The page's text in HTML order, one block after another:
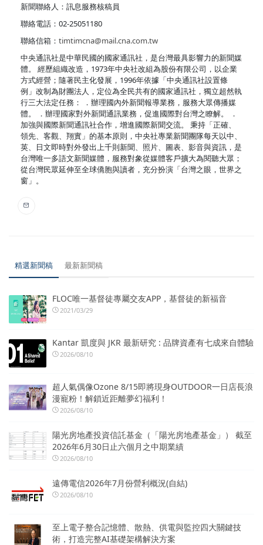
新聞聯絡人：訊息服務核稿員
聯絡電話：02-25051180
聯絡信箱： timtimcna@mail.cna.com.tw
中央通訊社是中華民國的國家通訊社，是台灣最具影響力的新聞媒
體。 經歷組織改造，1973年中央社改組為股份有限公司，以企業
方式經營；隨著民主化發展，1996年依據「中央通訊社設置條
例」改制為財團法人，定位為全民共有的國家通訊社，獨立超然執
行三大法定任務： ．辦理國內外新聞報導業務，服務大眾傳播媒
體。 ．辦理國家對外新聞通訊業務，促進國際對台灣之瞭解。 ．
加強與國際新聞通訊社合作，增進國際新聞交流。 秉持「正確、
領先、客觀、翔實」的基本原則，中央社專業新聞團隊每天以中、
英、日文即時對外發出上千則新聞、照片、圖表、影音與資訊，是
台灣唯一多語文新聞媒體，服務對象從媒體客戶擴大為閱聽大眾；
從台灣民眾延伸至全球僑胞與讀者，充分扮演「台灣之眼，世界之
窗」。
精選新聞稿 最新新聞稿
FLOC唯一基督徒專屬交友APP，基督徒的新福音
2021/03/29
Kantar 凱度與 JKR 最新研究 : 品牌資產有七成來自體驗
2026/08/10
超人氣偶像Ozone 8/15即將現身OUTDOOR一日店長浪
漫寵粉！解鎖近距離夢幻福利！
2026/08/10
陽光房地產投資信託基金（「陽光房地產基金」） 截至
2026年6月30日止六個月之中期業績
2026/08/10
遠傳電信2026年7月份營利概況(自結)
2026/08/10
至上電子整合記憶體、散熱、供電與監控四大關鍵技
術，打造完整AI基礎架構解決方案